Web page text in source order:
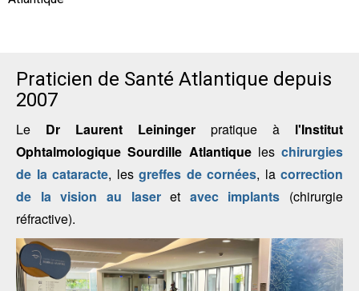
Praticien de Santé Atlantique depuis
2007
Le Dr Laurent Leininger pratique à l'Institut
Ophtalmologique Sourdille Atlantiqueles chirurgies
de la cataracte, les greffes de cornées, la correction
de la vision au laseret avec implants (chirurgie
réfractive).